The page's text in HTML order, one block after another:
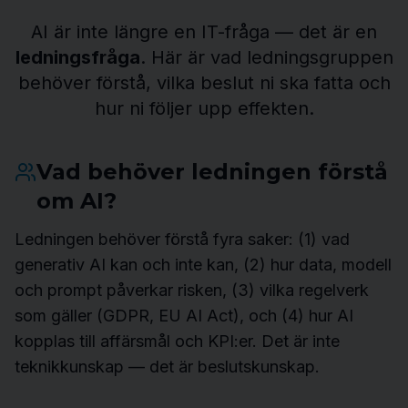
AI är inte längre en IT-fråga — det är en
ledningsfråga. Här är vad ledningsgruppen
behöver förstå, vilka beslut ni ska fatta och
hur ni följer upp effekten.
Vad behöver ledningen förstå
om AI?
Ledningen behöver förstå fyra saker: (1) vad
generativ AI kan och inte kan, (2) hur data, modell
och prompt påverkar risken, (3) vilka regelverk
som gäller (GDPR, EU AI Act), och (4) hur AI
kopplas till affärsmål och KPI:er. Det är inte
teknikkunskap — det är beslutskunskap.